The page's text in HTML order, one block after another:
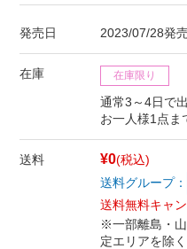
発売日 2023/07/28発売
在庫 在庫限り
通常3～4日で
お一人様1点ま
送料 ¥0(税込)
送料グループ：
送料無料キャ
※一部離島・
定エリアを除く